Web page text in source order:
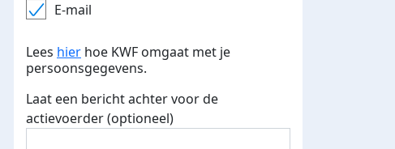
E-mail
Lees hier hoe KWF omgaat met je
persoonsgegevens.
Laat een bericht achter voor de
actievoerder (optioneel)